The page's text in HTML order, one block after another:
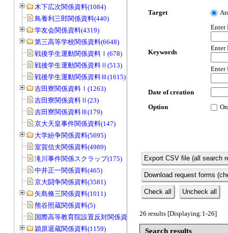
木下広次関係資料(1084)
鳥養利三郎関係資料(440)
学友会関係資料(4319)
第三高等学校関係資料(6648)
戦後学生運動関係資料Ⅰ(678)
戦後学生運動関係資料Ⅱ(513)
戦後学生運動関係資料Ⅲ(1615)
吉田寮関係資料Ⅰ(1263)
吉田寮関係資料Ⅱ(23)
吉田寮関係資料Ⅲ(179)
京大天皇事件関係資料(147)
大学紛争関係資料(5695)
室賀信夫関係資料(4989)
滝川事件関係スクラップ(175)
中井正一関係資料(465)
京大闘争関係資料(3581)
矢島脩三関係資料(1011)
熊谷照蔵関係資料(5)
国際高等教育院設置反対関係資料(20)
潁原退蔵関係資料(1159)
Target
Keywords
Enter
Enter
Enter
Date of creation
Option
Export CSV file (all search
Download request forms
Check all Uncheck all
26 results [Displaying:1-26]
Search results